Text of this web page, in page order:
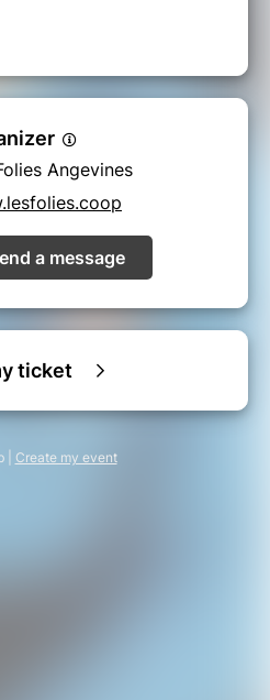
Angevines
a message
ticket
| Create my event